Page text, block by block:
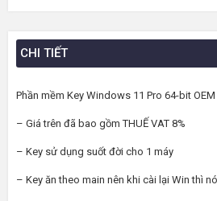
CHI TIẾT
Phần mềm Key Windows 11 Pro 64-bit
– Giá trên đã bao gồm THUẾ VAT 8%
– Key sử dụng suốt đời cho 1 máy
– Key ăn theo main nên khi cài lại Win thì